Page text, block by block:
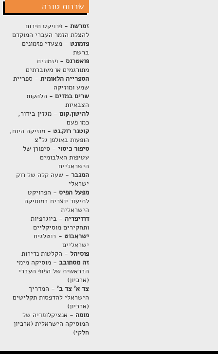
שכנות טובה
זמרשת- פרויקט חירום
להצלת הזמר העברי המוקדם
פזמונט - מצעדי פזמונים
ברשת
פואטרנס- פזמונים
מתורגמים או מעוברתים
הספרייה הלאומית- ספריית
שמע ומוזיקה
שרים במדים- הלהקות
הצבאיות
להיטון.קום- מגזין בידור,
כמו פעם
קוטנר רוק.נט - מוזיקה היום,
הופעות באולפן גל"צ
סיפור כיסוי- סיפורן של
עטיפות האלבומים
הישראליים
המגבר- שעה קלה של רוק
ישראלי
מפעל הפיס- הפרויקט
לתיעוד יוצרים במוסיקה
הישראלית
דודיפדיה - ביוגרפיות
ותחקירים מוסיקליים
ישראבוט - בוטלגים
ישראליים
פוסיהל- הקלטות נדירות
זה מסתובב- מוסיקה מימי
הבראשית של הפופ העברי
(ארכיון)
צד א' צד ב'- המדריך
הישראלי להדפסות תקליטים
(ארכיון)
מומה - אנציקלופדיה של
המוסיקה הישראלית (ארכיון
חלקי)